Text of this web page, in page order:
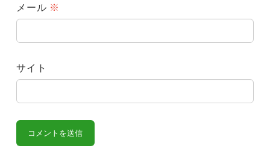
メール ※
サイト